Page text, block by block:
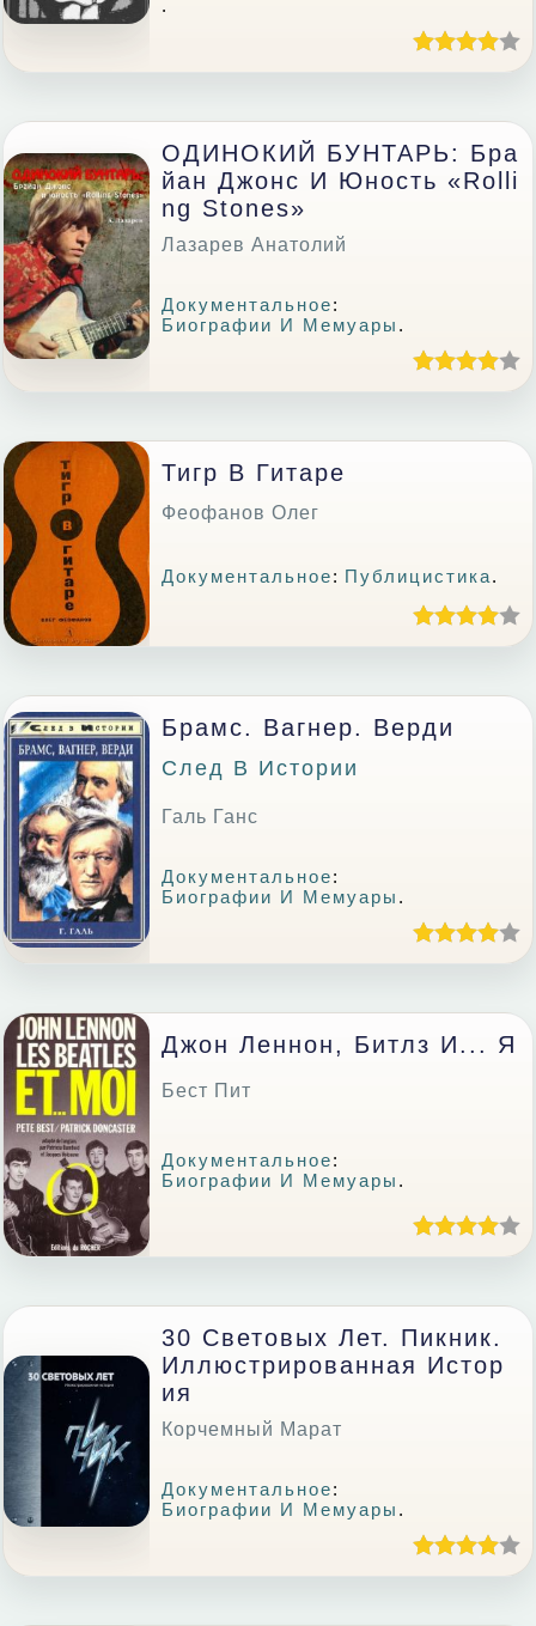
.
ОДИНОКИЙ БУНТАРЬ: Бра
Йан Джонс И Юность «Rolli
Ng Stones»
Лазарев Анатолий
Документальное:
Биографии И Мемуары .
Тигр В Гитаре
Феофанов Олег
Документальное: Публицистика.
Брамс. Вагнер. Верди
След В Истории
Галь Ганс
Документальное:
Биографии И Мемуары .
Джон Леннон, Битлз И... Я
Бест Пит
Документальное:
Биографии И Мемуары .
30 Световых Лет. Пикник.
Иллюстрированная Истор
Ия
Корчемный Марат
Документальное:
Биографии И Мемуары .